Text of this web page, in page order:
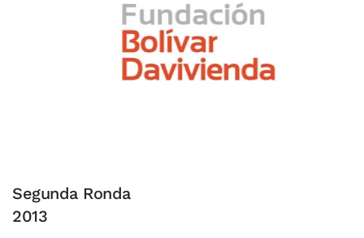
Segunda Ronda
2013